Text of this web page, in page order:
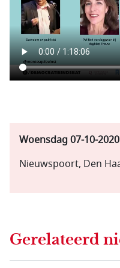
Woensdag 07-10-2020
Nieuwspoort, Den
Gerelateerd